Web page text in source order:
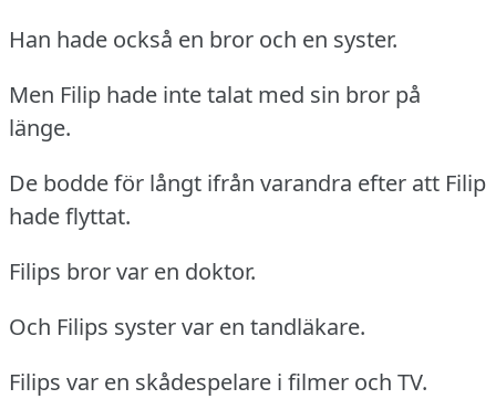
Han hade också en bror och en syster.
Men Filip hade inte talat med sin bror på
länge.
De bodde för långt ifrån varandra efter att Filip
hade flyttat.
Filips bror var en doktor.
Och Filips syster var en tandläkare.
Filips var en skådespelare i filmer och TV.